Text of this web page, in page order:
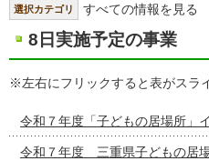
選択カテゴリ すべての情報を見る
8日実施予定の事業
※左右にフリックすると表がスラ
令和７年度「子どもの居場所」
令和７年度 三重県子どもの居